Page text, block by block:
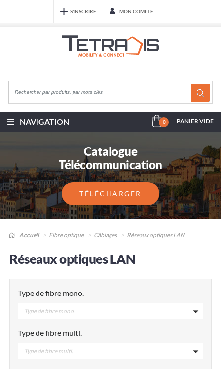
S'INSCRIRE MON COMPTE
NAVIGATION 0 PANIER VIDE
Catalogue
Télécommunication
TÉLÉCHARGER
Accueil Fibre optique Câblages Réseaux optiques LAN
Réseaux optiques LAN
Type de fibre mono.
Type de fibre mono.
Type de fibre multi.
Type de fibre multi.